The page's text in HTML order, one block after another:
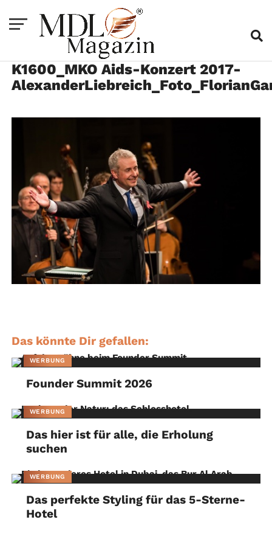
K1600_MKO Aids-Konzert 2017-
Das könnte Dir gefallen:
WERBUNG
Founder Summit 2026
WERBUNG
Das hier ist für alle, die Erholung
suchen
WERBUNG
Das perfekte Styling für das 5-Sterne-
Hotel